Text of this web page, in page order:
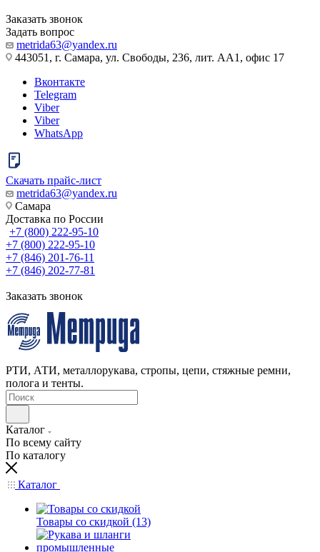
Заказать звонок
Задать вопрос
metrida63@yandex.ru
443051, г. Самара, ул. Свободы, 236, лит. АА1, офис 17
Вконтакте
Telegram
Viber
Viber
WhatsApp
Скачать прайс-лист
metrida63@yandex.ru
Самара
Доставка по России
+7 (800) 222-95-10
+7 (800) 222-95-10
+7 (846) 201-76-11
+7 (846) 202-77-81
Заказать звонок
РТИ, АТИ, металлорукава, стропы, цепи, стяжные ремни,
полога и тенты.
Каталог
По всему сайту
По каталогу
Каталог
Товары со скидкой (13)